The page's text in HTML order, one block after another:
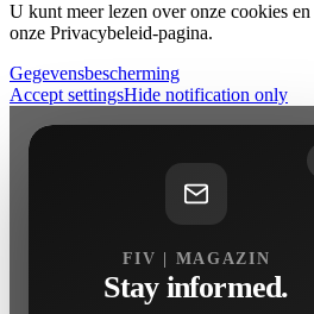
U kunt meer lezen over onze cookies
onze Privacybeleid-pagina.
Gegevensbescherming
Accept settingsHide notification only
FIV | MAGAZIN
Stay informed.